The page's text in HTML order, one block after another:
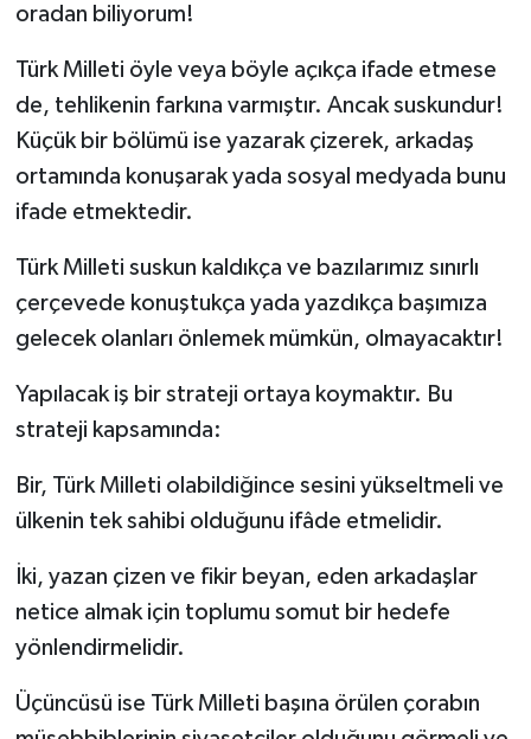
oradan biliyorum!
Türk Milleti öyle veya böyle açıkça ifade etmese
de, tehlikenin farkına varmıştır. Ancak suskundur!
Küçük bir bölümü ise yazarak çizerek, arkadaş
ortamında konuşarak yada sosyal medyada bunu
ifade etmektedir.
Türk Milleti suskun kaldıkça ve bazılarımız sınırlı
çerçevede konuştukça yada yazdıkça başımıza
gelecek olanları önlemek mümkün, olmayacaktır!
Yapılacak iş bir strateji ortaya koymaktır. Bu
strateji kapsamında:
Bir, Türk Milleti olabildiğince sesini yükseltmeli ve
ülkenin tek sahibi olduğunu ifâde etmelidir.
İki, yazan çizen ve fikir beyan, eden arkadaşlar
netice almak için toplumu somut bir hedefe
yönlendirmelidir.
Üçüncüsü ise Türk Milleti başına örülen çorabın